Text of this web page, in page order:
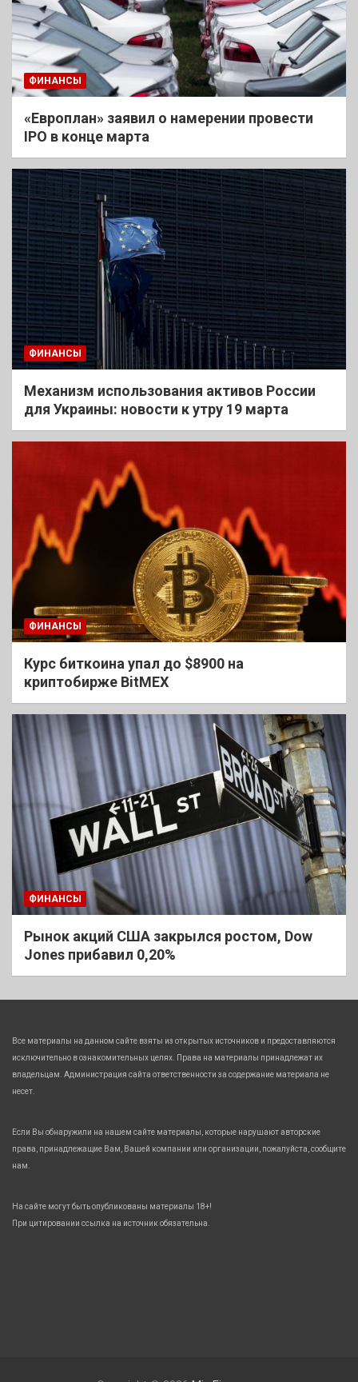
ФИНАНСЫ
«Европлан» заявил о намерении провести
IPO в конце марта
ФИНАНСЫ
Механизм использования активов России
для Украины: новости к утру 19 марта
ФИНАНСЫ
Курс биткоина упал до $8900 на
криптобирже BitMEX
ФИНАНСЫ
Рынок акций США закрылся ростом, Dow
Jones прибавил 0,20%
Все материалы на данном сайте взяты из открытых источников и предоставляются
исключительно в ознакомительных целях. Права на материалы принадлежат их
владельцам. Администрация сайта ответственности за содержание материала не
несет.
Если Вы обнаружили на нашем сайте материалы, которые нарушают авторские
права, принадлежащие Вам, Вашей компании или организации, пожалуйста, сообщите
нам.
На сайте могут быть опубликованы материалы 18+!
При цитировании ссылка на источник обязательна.